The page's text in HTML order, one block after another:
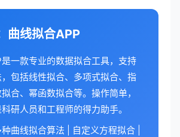
曲线拟合APP
一款专业的数据拟合工具，支持
包括线性拟合、多项式拟合、指
合、幂函数拟合等。操作简单，
研人员和工程师的得力助手。
种曲线拟合算法 | 自定义方程拟合 |